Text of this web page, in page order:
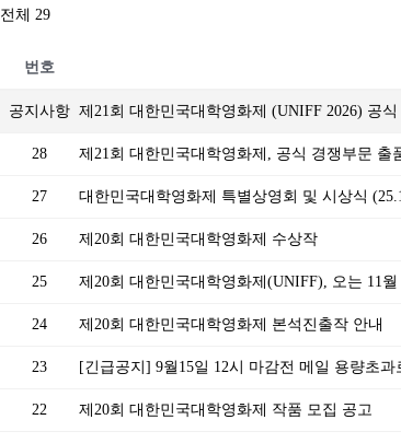
전체 29
번호
공지사항 제21회 대한민국대학영화제 (UNIFF 2026) 공
28 제21회 대한민국대학영화제, 공식 경쟁부문 출
27 대한민국대학영화제 특별상영회 및 시상식
26 제20회 대한민국대학영화제 수상작
25 제20회 대한민국대학영화제(UNIFF), 오는 11
24 제20회 대한민국대학영화제 본석진출작 안내
23 [긴급공지] 9월15일 12시 마감전 메일 용량초
22 제20회 대한민국대학영화제 작품 모집 공고